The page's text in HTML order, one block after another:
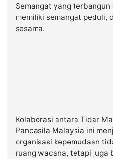
Semangat yang terbangun
memiliki semangat peduli,
sesama.
Kolaborasi antara Tidar
Pancasila Malaysia ini
organisasi kepemudaan
ruang wacana, tetapi juga